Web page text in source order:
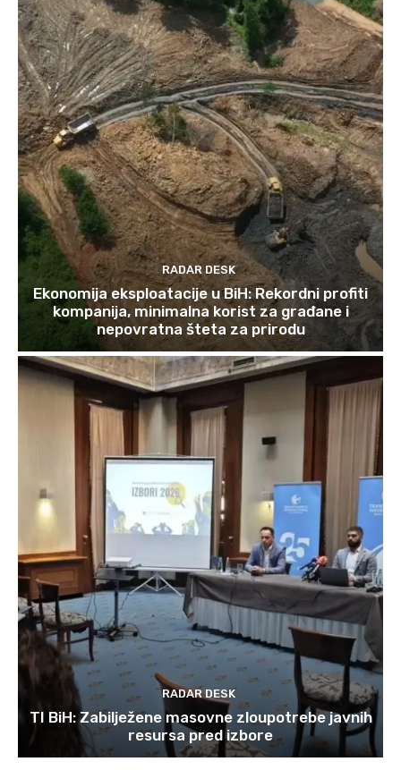
RADAR DESK
Ekonomija eksploatacije u BiH: Rekordni profiti
kompanija, minimalna korist za građane i
nepovratna šteta za prirodu
RADAR DESK
TI BiH: Zabilježene masovne zloupotrebe javnih
resursa pred izbore